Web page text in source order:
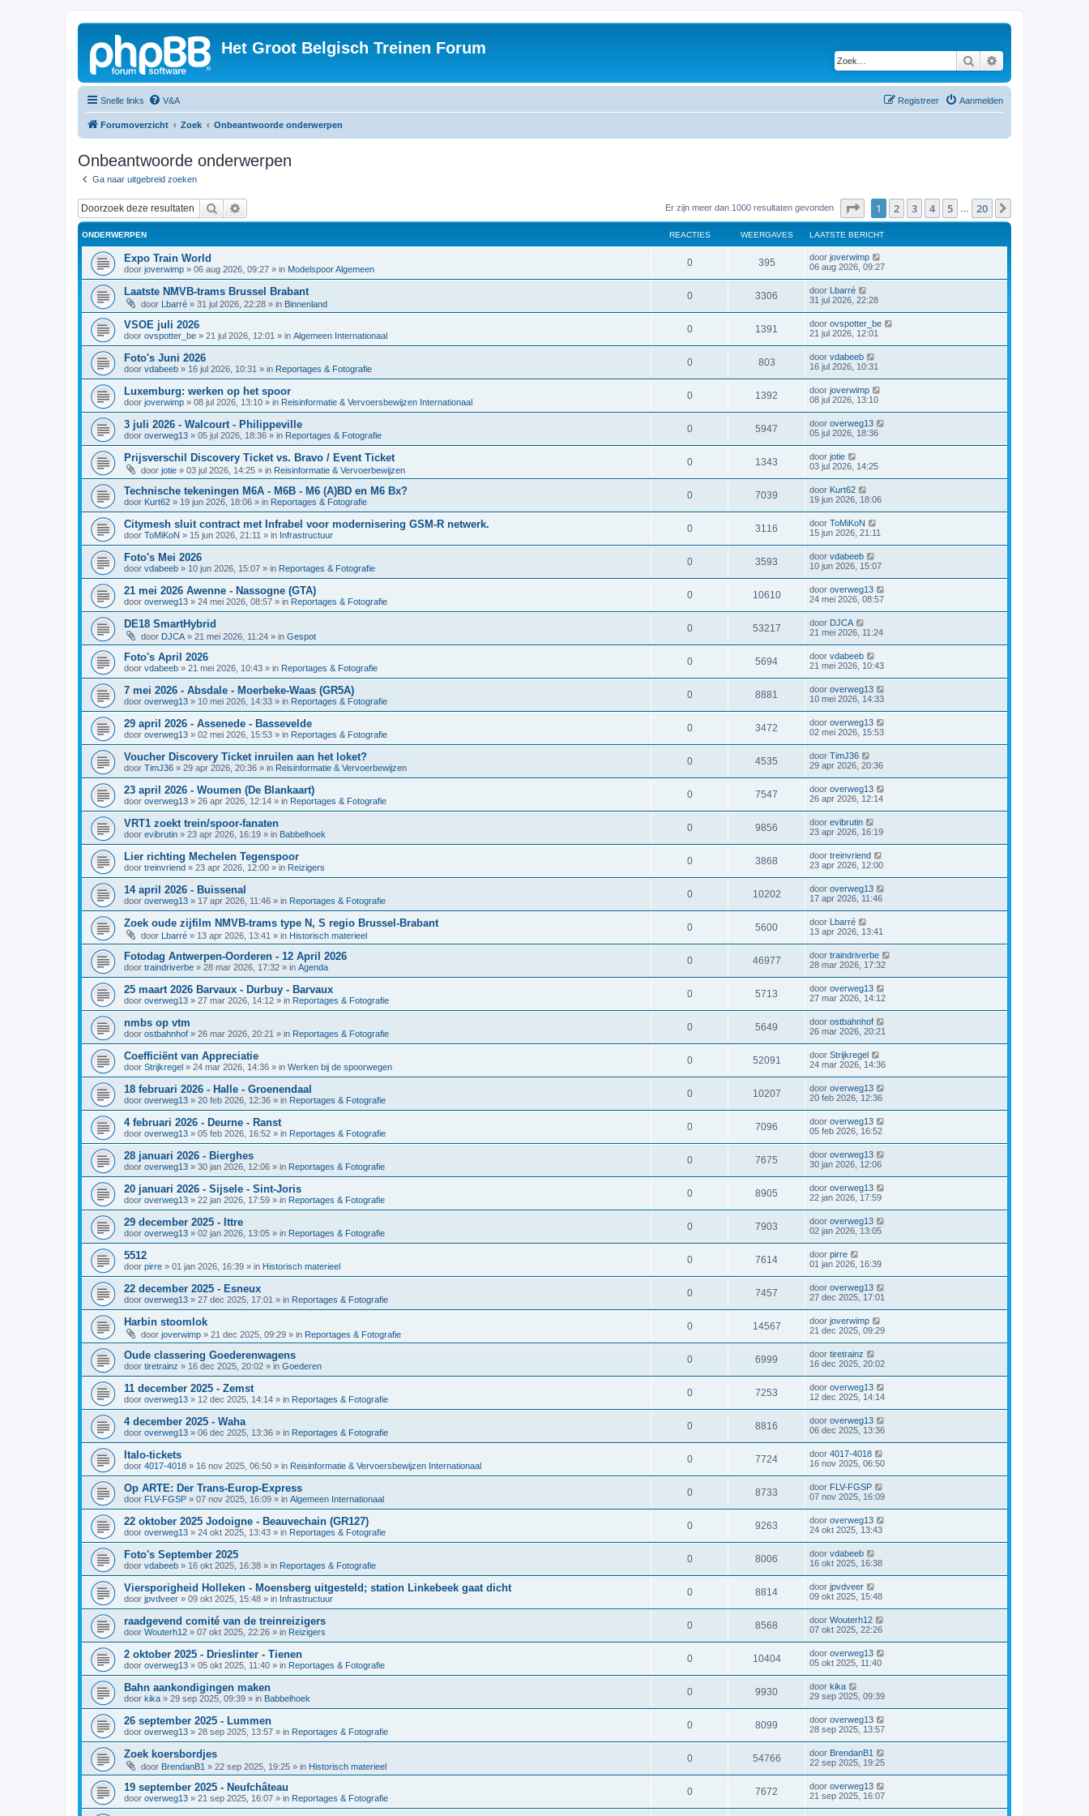
Het Groot Belgisch Treinen Forum
Zoek
Snelle links V&A Aanmelden
Registreer
Forumoverzicht Zoek Onbeantwoorde onderwerpen
Onbeantwoorde onderwerpen
Ga naar uitgebreid zoeken
Zoek Er zijn meer dan 1000 resultaten gevonden Pagina1 van 20
1 2 3 4 5 20
ONDERWERPEN REACTIES WEERGAVES LAATSTE BERICHT
Expo Train World
door joverwimp » 06 aug 2026, 09:27 » in Modelspoor Algemeen
0 395 door joverwimp
06 aug 2026, 09:27
Laatste NMVB-trams Brussel Brabant
door Lbarré » 31 jul 2026, 22:28 » in Binnenland
0 3306 door Lbarré
31 jul 2026, 22:28
VSOE juli 2026
door ovspotter_be » 21 jul 2026, 12:01 » in Algemeen Internationaal
0 1391 door ovspotter_be
21 jul 2026, 12:01
Foto's Juni 2026
door vdabeeb » 16 jul 2026, 10:31 » in Reportages & Fotografie
0 803 door vdabeeb
16 jul 2026, 10:31
Luxemburg: werken op het spoor
door joverwimp » 08 jul 2026, 13:10 » in Reisinformatie & Vervoersbewijzen Internationaal
0 1392 door joverwimp
08 jul 2026, 13:10
3 juli 2026 - Walcourt - Philippeville
door overweg13 » 05 jul 2026, 18:36 » in Reportages & Fotografie
0 5947 door overweg13
05 jul 2026, 18:36
Prijsverschil Discovery Ticket vs. Bravo / Event Ticket
door jotie » 03 jul 2026, 14:25 » in Reisinformatie & Vervoerbewijzen
0 1343 door jotie
03 jul 2026, 14:25
Technische tekeningen M6A - M6B - M6 (A)BD en M6 Bx?
door Kurt62 » 19 jun 2026, 18:06 » in Reportages & Fotografie
0 7039 door Kurt62
19 jun 2026, 18:06
Citymesh sluit contract met Infrabel voor modernisering GSM-R netwerk.
door ToMiKoN » 15 jun 2026, 21:11 » in Infrastructuur
0 3116 door ToMiKoN
15 jun 2026, 21:11
Foto's Mei 2026
door vdabeeb » 10 jun 2026, 15:07 » in Reportages & Fotografie
0 3593 door vdabeeb
10 jun 2026, 15:07
21 mei 2026 Awenne - Nassogne (GTA)
door overweg13 » 24 mei 2026, 08:57 » in Reportages & Fotografie
0 10610 door overweg13
24 mei 2026, 08:57
DE18 SmartHybrid
door DJCA » 21 mei 2026, 11:24 » in Gespot
0 53217 door DJCA
21 mei 2026, 11:24
Foto's April 2026
door vdabeeb » 21 mei 2026, 10:43 » in Reportages & Fotografie
0 5694 door vdabeeb
21 mei 2026, 10:43
7 mei 2026 - Absdale - Moerbeke-Waas (GR5A)
door overweg13 » 10 mei 2026, 14:33 » in Reportages & Fotografie
0 8881 door overweg13
10 mei 2026, 14:33
29 april 2026 - Assenede - Bassevelde
door overweg13 » 02 mei 2026, 15:53 » in Reportages & Fotografie
0 3472 door overweg13
02 mei 2026, 15:53
Voucher Discovery Ticket inruilen aan het loket?
door TimJ36 » 29 apr 2026, 20:36 » in Reisinformatie & Vervoerbewijzen
0 4535 door TimJ36
29 apr 2026, 20:36
23 april 2026 - Woumen (De Blankaart)
door overweg13 » 26 apr 2026, 12:14 » in Reportages & Fotografie
0 7547 door overweg13
26 apr 2026, 12:14
VRT1 zoekt trein/spoor-fanaten
door evibrutin » 23 apr 2026, 16:19 » in Babbelhoek
0 9856 door evibrutin
23 apr 2026, 16:19
Lier richting Mechelen Tegenspoor
door treinvriend » 23 apr 2026, 12:00 » in Reizigers
0 3868 door treinvriend
23 apr 2026, 12:00
14 april 2026 - Buissenal
door overweg13 » 17 apr 2026, 11:46 » in Reportages & Fotografie
0 10202 door overweg13
17 apr 2026, 11:46
Zoek oude zijfilm NMVB-trams type N, S regio Brussel-Brabant
door Lbarré » 13 apr 2026, 13:41 » in Historisch materieel
0 5600 door Lbarré
13 apr 2026, 13:41
Fotodag Antwerpen-Oorderen - 12 April 2026
door traindriverbe » 28 mar 2026, 17:32 » in Agenda
0 46977 door traindriverbe
28 mar 2026, 17:32
25 maart 2026 Barvaux - Durbuy - Barvaux
door overweg13 » 27 mar 2026, 14:12 » in Reportages & Fotografie
0 5713 door overweg13
27 mar 2026, 14:12
nmbs op vtm
door ostbahnhof » 26 mar 2026, 20:21 » in Reportages & Fotografie
0 5649 door ostbahnhof
26 mar 2026, 20:21
Coefficiënt van Appreciatie
door Strijkregel » 24 mar 2026, 14:36 » in Werken bij de spoorwegen
0 52091 door Strijkregel
24 mar 2026, 14:36
18 februari 2026 - Halle - Groenendaal
door overweg13 » 20 feb 2026, 12:36 » in Reportages & Fotografie
0 10207 door overweg13
20 feb 2026, 12:36
4 februari 2026 - Deurne - Ranst
door overweg13 » 05 feb 2026, 16:52 » in Reportages & Fotografie
0 7096 door overweg13
05 feb 2026, 16:52
28 januari 2026 - Bierghes
door overweg13 » 30 jan 2026, 12:06 » in Reportages & Fotografie
0 7675 door overweg13
30 jan 2026, 12:06
20 januari 2026 - Sijsele - Sint-Joris
door overweg13 » 22 jan 2026, 17:59 » in Reportages & Fotografie
0 8905 door overweg13
22 jan 2026, 17:59
29 december 2025 - Ittre
door overweg13 » 02 jan 2026, 13:05 » in Reportages & Fotografie
0 7903 door overweg13
02 jan 2026, 13:05
5512
door pirre » 01 jan 2026, 16:39 » in Historisch materieel
0 7614 door pirre
01 jan 2026, 16:39
22 december 2025 - Esneux
door overweg13 » 27 dec 2025, 17:01 » in Reportages & Fotografie
0 7457 door overweg13
27 dec 2025, 17:01
Harbin stoomlok
door joverwimp » 21 dec 2025, 09:29 » in Reportages & Fotografie
0 14567 door joverwimp
21 dec 2025, 09:29
Oude classering Goederenwagens
door tiretrainz » 16 dec 2025, 20:02 » in Goederen
0 6999 door tiretrainz
16 dec 2025, 20:02
11 december 2025 - Zemst
door overweg13 » 12 dec 2025, 14:14 » in Reportages & Fotografie
0 7253 door overweg13
12 dec 2025, 14:14
4 december 2025 - Waha
door overweg13 » 06 dec 2025, 13:36 » in Reportages & Fotografie
0 8816 door overweg13
06 dec 2025, 13:36
Italo-tickets
door 4017-4018 » 16 nov 2025, 06:50 » in Reisinformatie & Vervoersbewijzen Internationaal
0 7724 door 4017-4018
16 nov 2025, 06:50
Op ARTE: Der Trans-Europ-Express
door FLV-FGSP » 07 nov 2025, 16:09 » in Algemeen Internationaal
0 8733 door FLV-FGSP
07 nov 2025, 16:09
22 oktober 2025 Jodoigne - Beauvechain (GR127)
door overweg13 » 24 okt 2025, 13:43 » in Reportages & Fotografie
0 9263 door overweg13
24 okt 2025, 13:43
Foto's September 2025
door vdabeeb » 16 okt 2025, 16:38 » in Reportages & Fotografie
0 8006 door vdabeeb
16 okt 2025, 16:38
Viersporigheid Holleken - Moensberg uitgesteld; station Linkebeek gaat dicht
door jpvdveer » 09 okt 2025, 15:48 » in Infrastructuur
0 8814 door jpvdveer
09 okt 2025, 15:48
raadgevend comité van de treinreizigers
door Wouterh12 » 07 okt 2025, 22:26 » in Reizigers
0 8568 door Wouterh12
07 okt 2025, 22:26
2 oktober 2025 - Drieslinter - Tienen
door overweg13 » 05 okt 2025, 11:40 » in Reportages & Fotografie
0 10404 door overweg13
05 okt 2025, 11:40
Bahn aankondigingen maken
door kika » 29 sep 2025, 09:39 » in Babbelhoek
0 9930 door kika
29 sep 2025, 09:39
26 september 2025 - Lummen
door overweg13 » 28 sep 2025, 13:57 » in Reportages & Fotografie
0 8099 door overweg13
28 sep 2025, 13:57
Zoek koersbordjes
door BrendanB1 » 22 sep 2025, 19:25 » in Historisch materieel
0 54766 door BrendanB1
22 sep 2025, 19:25
19 september 2025 - Neufchâteau
door overweg13 » 21 sep 2025, 16:07 » in Reportages & Fotografie
0 7672 door overweg13
21 sep 2025, 16:07